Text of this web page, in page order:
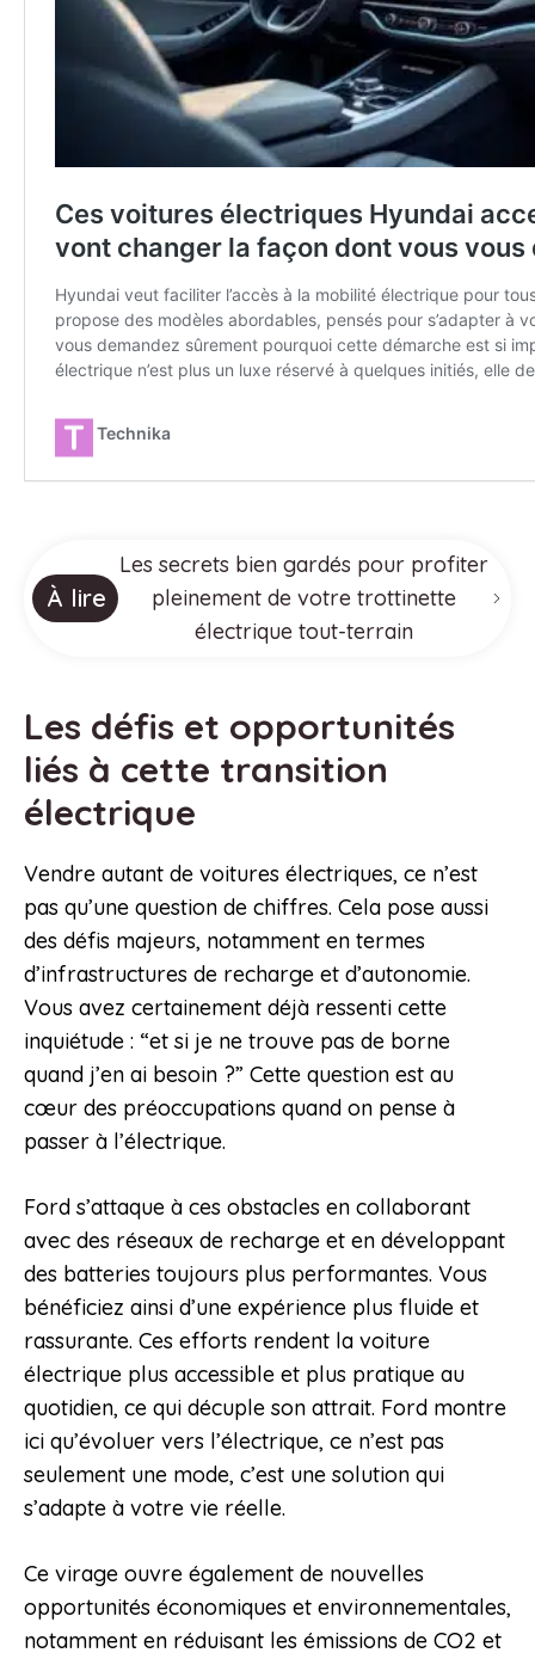
À lire
Les secrets bien gardés pour profiter
pleinement de votre trottinette
électrique tout-terrain
Les défis et opportunités
liés à cette transition
électrique
Vendre autant de voitures électriques, ce n’est
pas qu’une question de chiffres. Cela pose aussi
des défis majeurs, notamment en termes
d’infrastructures de recharge et d’autonomie.
Vous avez certainement déjà ressenti cette
inquiétude : “et si je ne trouve pas de borne
quand j’en ai besoin ?” Cette question est au
cœur des préoccupations quand on pense à
passer à l’électrique.
Ford s’attaque à ces obstacles en collaborant
avec des réseaux de recharge et en développant
des batteries toujours plus performantes. Vous
bénéficiez ainsi d’une expérience plus fluide et
rassurante. Ces efforts rendent la voiture
électrique plus accessible et plus pratique au
quotidien, ce qui décuple son attrait. Ford montre
ici qu’évoluer vers l’électrique, ce n’est pas
seulement une mode, c’est une solution qui
s’adapte à votre vie réelle.
Ce virage ouvre également de nouvelles
opportunités économiques et environnementales,
notamment en réduisant les émissions de CO2 et